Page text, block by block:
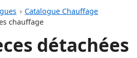
Catalogue Chauffage
chauffage
détachées